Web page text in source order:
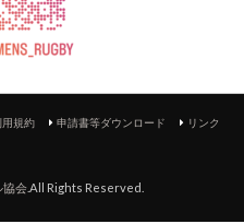
用規約 申請書等ダウンロード
リンク
協会.All Rights Reserved.